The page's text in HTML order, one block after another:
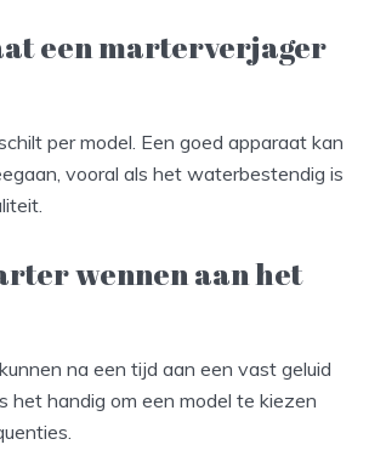
een marterverjager
per model. Een goed apparaat kan
vooral als het waterbestendig is
wennen aan het
na een tijd aan een vast geluid
het handig om een model te kiezen